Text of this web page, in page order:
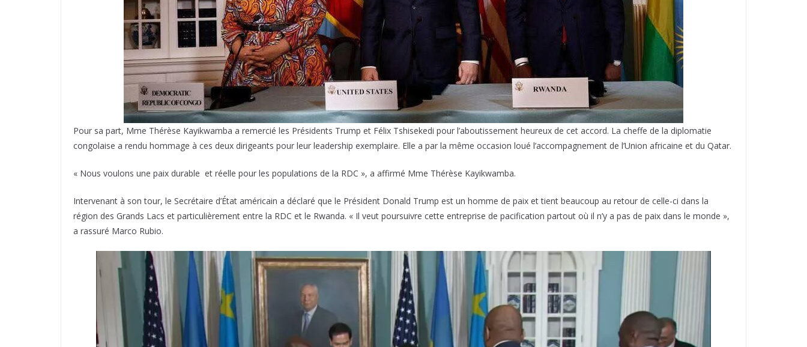
Pour sa part, Mme Thérèse Kayikwamba a remercié les Présidents Trump et Félix Tshisekedi pour l’aboutissement heureux de cet accord. La cheffe de la diplomatie
congolaise a rendu hommage à ces deux dirigeants pour leur leadership exemplaire. Elle a par la même occasion loué l’accompagnement de l’Union africaine et du Qatar.
« Nous voulons une paix durable et réelle pour les populations de la RDC », a affirmé Mme Thérèse Kayikwamba.
Intervenant à son tour, le Secrétaire d’État américain a déclaré que le Président Donald Trump est un homme de paix et tient beaucoup au retour de celle-ci dans la
région des Grands Lacs et particulièrement entre la RDC et le Rwanda. « Il veut poursuivre cette entreprise de pacification partout où il n’y a pas de paix dans le monde »,
a rassuré Marco Rubio.